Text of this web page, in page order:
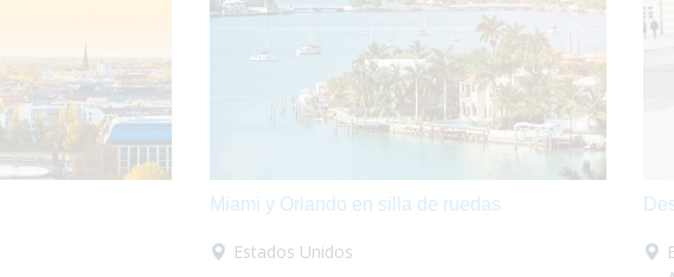
desatisfacer
y proporcionarte el
requieras para hacer
las mejoresque
a conocer Japón
deberás disfrutar al máximo!
Miami y Orlando en silla de ruedas
Estados Unidos